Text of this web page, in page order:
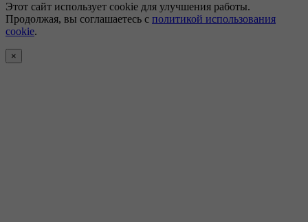
Этот сайт использует cookie для улучшения работы.
Продолжая, вы соглашаетесь с политикой использования
cookie.
×